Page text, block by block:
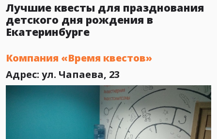
Лучшие квесты для празднования
детского дня рождения в
Екатеринбурге
Компания «Время квестов»
Адрес: ул. Чапаева, 23